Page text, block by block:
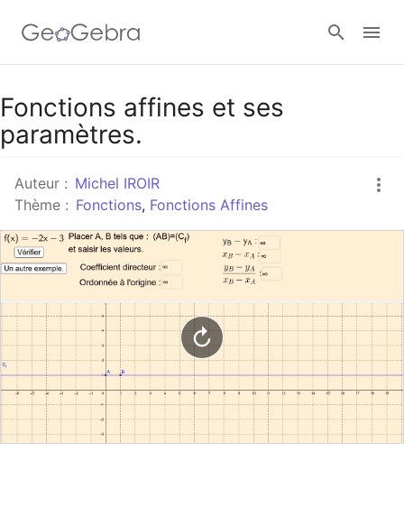
Google Classroom
Se connecter
Fonctions affines et ses
paramètres.
Auteur : Michel IROIR
Thème : Fonctions, Fonctions Affines